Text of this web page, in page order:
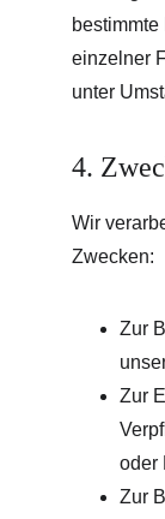
einzelner
unter
4.
Wir
Zwecken:
Zur
Zur
oder
Zur